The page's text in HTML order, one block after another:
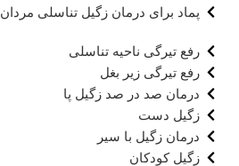
پماد برای درمان زگیل تناسلی مردان
رفع تیرگی ناحیه تناسلی
رفع تیرگی زیر بغل
درمان صد در صد زگیل پا
زگیل دست
درمان زگیل با سیر
زگیل کودکان